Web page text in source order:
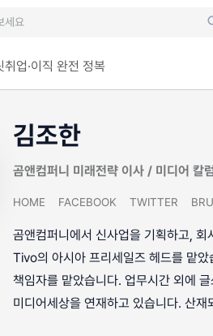
취업·이직 완전 정복
김조한
곰앤컴퍼니 미래전략 이사 / 미디어 칼
HOME FACEBOOK TWITTER
곰앤컴퍼니에서 신사업을 기획하고,
Tivo의 아시아 프리세일즈 헤드를 맡
책임자를 맡았습니다. 업무시간 외에
미디어세상을 연재하고 있습니다. 산